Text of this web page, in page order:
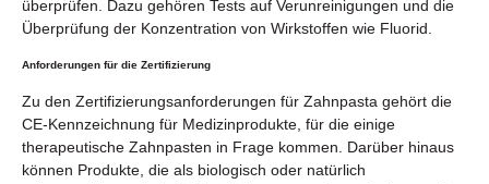
überprüfen. Dazu gehören Tests auf Verunreinigungen und die
Überprüfung der Konzentration von Wirkstoffen wie Fluorid.
Anforderungen für die Zertifizierung
Zu den Zertifizierungsanforderungen für Zahnpasta gehört die
CE-Kennzeichnung für Medizinprodukte, für die einige
therapeutische Zahnpasten in Frage kommen. Darüber hinaus
können Produkte, die als biologisch oder natürlich